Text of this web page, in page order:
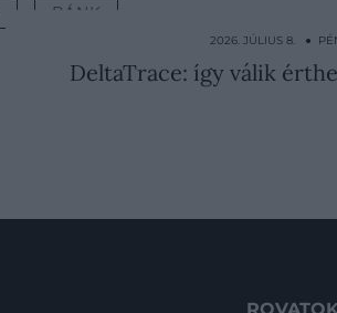
BÁNK
2026. JÚLIUS 8. ●
DeltaTrace: így válik